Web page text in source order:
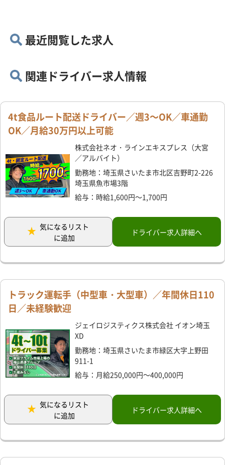
最近閲覧した求人
関連ドライバー求人情報
4t食品ルート配送ドライバー／週3～OK／車通勤
OK／月給30万円以上可能
株式会社ネオ・ラインエキスプレス（大宮
／アルバイト）
勤務地：埼玉県さいたま市北区吉野町2-226
埼玉県魚市場3階
給与：時給1,600円～1,700円
気になるリスト
に追加
ドライバー求人詳細へ
トラック運転手（中型車・大型車）／年間休日110
日／未経験歓迎
ジェイロジスティクス株式会社 イオン埼玉
XD
勤務地：埼玉県さいたま市緑区大字上野田
911-1
給与：月給250,000円～400,000円
気になるリスト
に追加
ドライバー求人詳細へ